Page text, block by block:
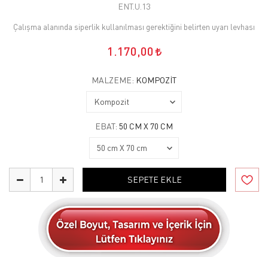
ENT.U.13
Çalışma alanında siperlik kullanılması gerektiğini belirten uyarı levhası
1.170,00
MALZEME: KOMPOZIT
EBAT: 50 CM X 70 CM
SEPETE EKLE